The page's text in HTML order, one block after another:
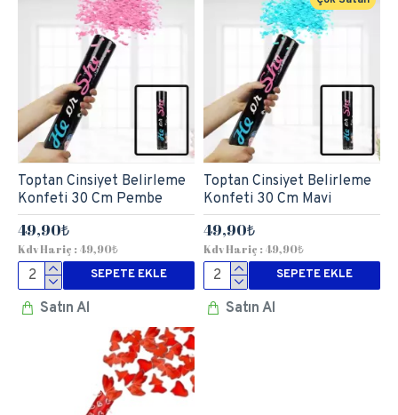
Toptan Cinsiyet Belirleme
Konfeti 30 Cm Pembe
49,90₺
Kdv Hariç : 49,90₺
SEPETE EKLE
Satın Al
Toptan Cinsiyet Belirleme
Konfeti 30 Cm Mavi
49,90₺
Kdv Hariç : 49,90₺
SEPETE EKLE
Satın Al